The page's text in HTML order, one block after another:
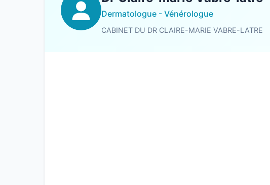
Dermatologue - Vénérologue
CABINET DU DR CLAIRE-MARIE VABRE-LATRE